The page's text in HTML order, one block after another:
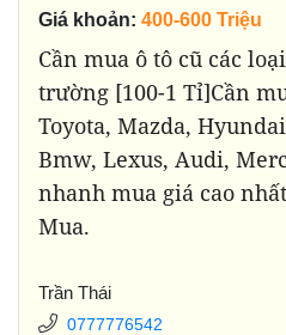
Giá khoản: 400-600 Triệu
Cần mua ô tô cũ các
trường [100-1 Tỉ]Cần
Toyota, Mazda,
Bmw, Lexus, Audi,
nhanh mua giá cao
Mua.
Trần Thái
0777776542